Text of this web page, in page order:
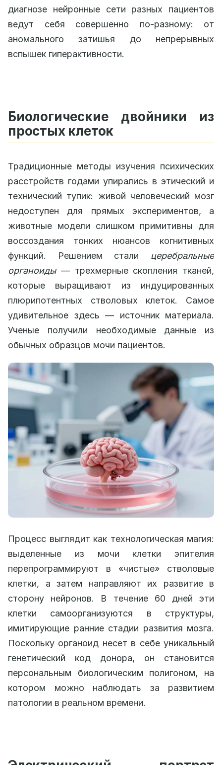
диагнозе нейронные сети разных пациентов
ведут себя совершенно по-разному: от
аномального затишья до непрерывных
вспышек гиперактивности.
Биологические двойники из
простых клеток
Традиционные методы изучения психических
расстройств годами упирались в этический и
технический тупик: живой человеческий мозг
недоступен для прямых экспериментов, а
животные модели слишком примитивны для
воссоздания тонких нюансов когнитивных
функций. Решением стали церебральные
органоиды— трехмерные скопления тканей,
которые выращивают из индуцированных
плюрипотентных стволовых клеток. Самое
удивительное здесь — источник материала.
Ученые получили необходимые данные из
обычных образцов мочи пациентов.
Процесс выглядит как технологическая магия:
выделенные из мочи клетки эпителия
перепрограммируют в «чистые» стволовые
клетки, а затем направляют их развитие в
сторону нейронов. В течение 60 дней эти
клетки самоорганизуются в структуры,
имитирующие ранние стадии развития мозга.
Поскольку органоид несет в себе уникальный
генетический код донора, он становится
персональным биологическим полигоном, на
котором можно наблюдать за развитием
патологии в реальном времени.